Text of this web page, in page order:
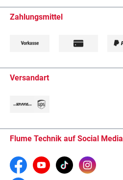
Zahlungsmittel
Versandart
Flume Technik auf Social Media